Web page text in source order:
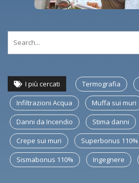
I più cercati Termografia
Infiltrazioni Acqua Muffa sui muri
Danni da Incendio Stima danni
Crepe sui muri Superbonus 110%
Sismabonus 110% Ingegnere